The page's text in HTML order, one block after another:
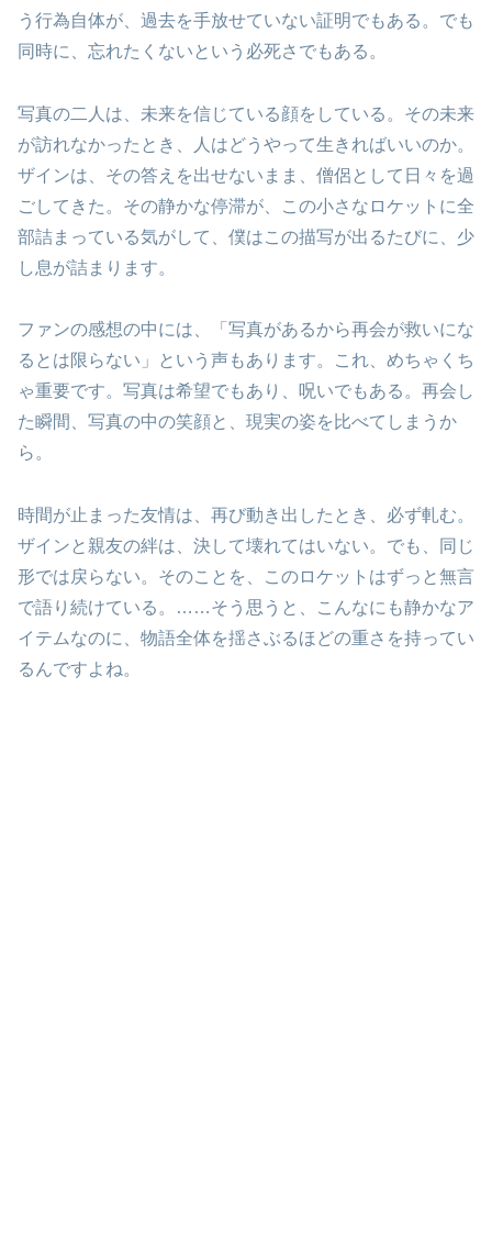
う行為自体が、過去を手放せていない証明でもある。でも
同時に、忘れたくないという必死さでもある。
写真の二人は、未来を信じている顔をしている。その未来
が訪れなかったとき、人はどうやって生きればいいのか。
ザインは、その答えを出せないまま、僧侶として日々を過
ごしてきた。その静かな停滞が、この小さなロケットに全
部詰まっている気がして、僕はこの描写が出るたびに、少
し息が詰まります。
ファンの感想の中には、「写真があるから再会が救いにな
るとは限らない」という声もあります。これ、めちゃくち
ゃ重要です。写真は希望でもあり、呪いでもある。再会し
た瞬間、写真の中の笑顔と、現実の姿を比べてしまうか
ら。
時間が止まった友情は、再び動き出したとき、必ず軋む。
ザインと親友の絆は、決して壊れてはいない。でも、同じ
形では戻らない。そのことを、このロケットはずっと無言
で語り続けている。……そう思うと、こんなにも静かなア
イテムなのに、物語全体を揺さぶるほどの重さを持ってい
るんですよね。